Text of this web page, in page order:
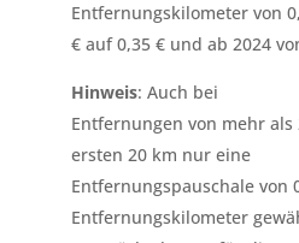
Entfernungskilometer von
€ auf 0,35 € und ab 2024
Hinweis: Auch bei
Entfernungen von mehr
ersten 20 km nur eine
Entfernungspauschale von
Entfernungskilometer